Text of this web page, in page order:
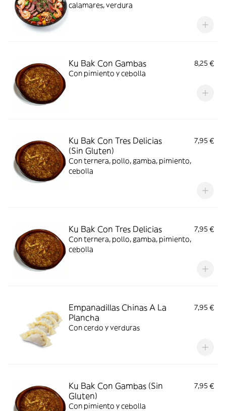
calamares, verdura
Ku Bak Con Gambas
8,25 €
Con pimiento y cebolla
Ku Bak Con Tres Delicias
(Sin Gluten)
7,95 €
Con ternera, pollo, gamba, pimiento,
cebolla
Ku Bak Con Tres Delicias
7,95 €
Con ternera, pollo, gamba, pimiento,
cebolla
Empanadillas Chinas A La
Plancha
7,95 €
Con cerdo y verduras
Ku Bak Con Gambas (Sin
Gluten)
7,95 €
Con pimiento y cebolla